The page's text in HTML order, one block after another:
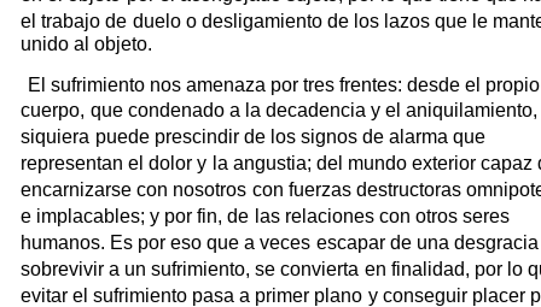
el trabajo de duelo o desligamiento de los lazos que le
unido al objeto.
El sufrimiento nos amenaza por tres frentes: desde el propio
cuerpo, que condenado a la decadencia y el aniquilamiento,
siquiera puede prescindir de los signos de alarma que
representan el dolor y la angustia; del mundo exterior capaz
encarnizarse con nosotros con fuerzas destructoras
e implacables; y por fin, de las relaciones con otros seres
humanos. Es por eso que a veces escapar de una
sobrevivir a un sufrimiento, se convierta en finalidad, por lo
evitar el sufrimiento pasa a primer plano y conseguir placer